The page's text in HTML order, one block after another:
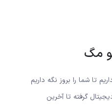
مگ
تا شما را بروز نگه داریم
گرفته تا آخرین